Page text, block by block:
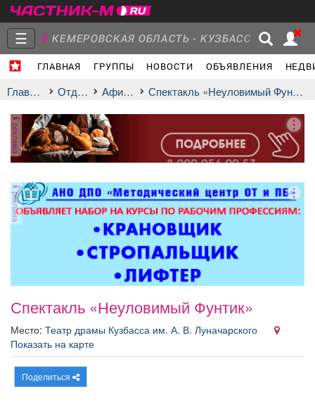
☰ КЕМЕРОВСКАЯ ОБЛАСТЬ - КУЗБАСС
ГЛАВНАЯ ГРУППЫ НОВОСТИ ОБЪЯВЛЕНИЯ
Объявления Недвижимость Услуги
Главная Отдых афиша Спектакль «Неуловимый Фунтик»
реклама
реклама
Спектакль «Неуловимый Фунтик»
Место: Театр драмы Кузбасса им. А. В. Луначарского
Показать на карте
Поделиться